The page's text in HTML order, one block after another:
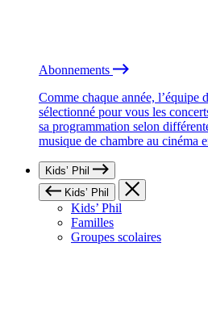
Abonnements
Comme chaque année, l’équipe
sélectionné pour vous les
sa programmation selon
musique de chambre au cinéma
Kids’ Phil
Kids’ Phil
Kids’ Phil
Familles
Groupes scolaires